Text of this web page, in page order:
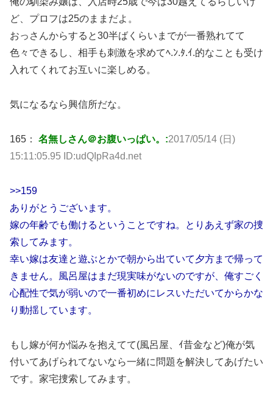
ど、プロフは25のままだよ。
おっさんからすると30半ばくらいまでが一番熟れてて
色々できるし、相手も刺激を求めてﾍ.ﾝ.ﾀ.ｲ.的なことも受け
入れてくれてお互いに楽しめる。
気になるなら興信所だな。
165： 名無しさん＠お腹いっぱい。:2017/05/14 (日)
15:11:05.95 ID:udQIpRa4d.net
>>159
ありがとうございます。
嫁の年齢でも働けるということですね。とりあえず家の捜
索してみます。
幸い嫁は友達と遊ぶとかで朝から出ていて夕方まで帰って
きません。風呂屋はまだ現実味がないのですが、俺すごく
心配性で気が弱いので一番初めにレスいただいてからかな
り動揺しています。
もし嫁が何か悩みを抱えてて(風呂屋、ｲ昔金など)俺が気
付いてあげられてないなら一緒に問題を解決してあげたい
です。家宅捜索してみます。